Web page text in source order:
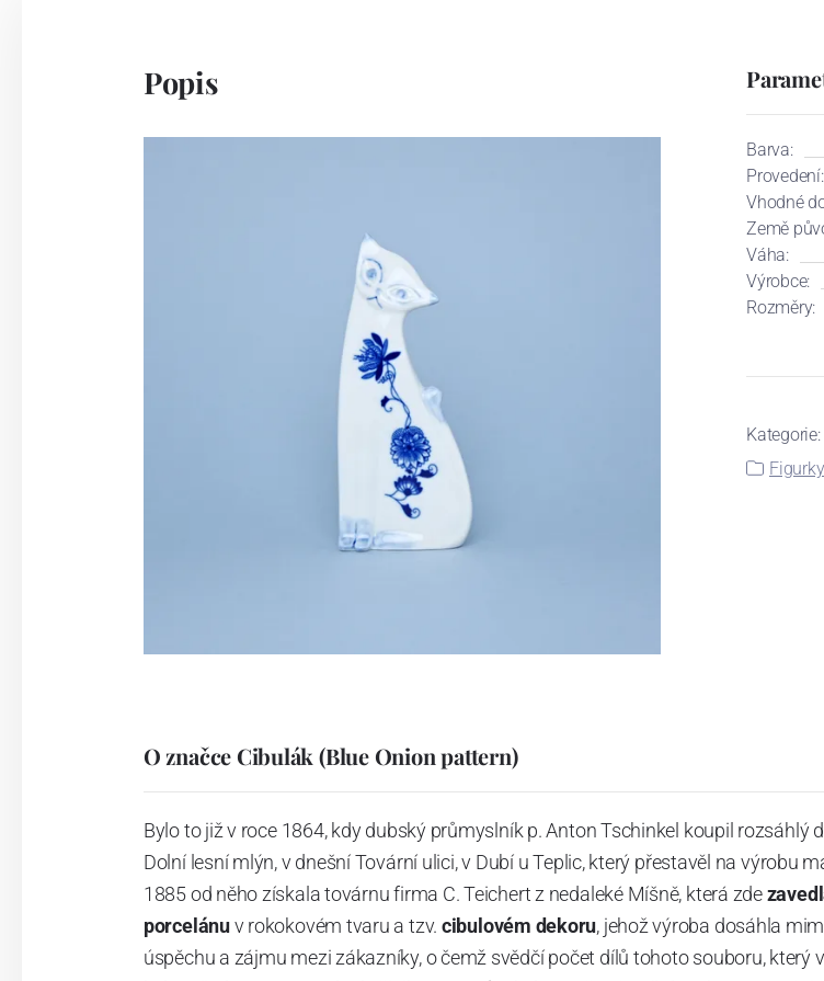
Popis
Barva:
Provedení:
Vhodné
Země
Váha:
Výrobce:
Rozměry:
Kategorie:
Figurky
O značce Cibulák (Blue Onion pattern)
Bylo to již v roce 1864, kdy dubský průmyslník p. Anton Tschinkel koupil rozsáhlý
Dolní lesní mlýn, v dnešní Tovární ulici, v Dubí u Teplic, který přestavěl na výrobu
1885 od něho získala továrnu firma C. Teichert z nedaleké Míšně, která zde
porcelánuv rokokovém tvaru a tzv. cibulovém dekoru, jehož výroba dosáhla
úspěchu a zájmu mezi zákazníky, o čemž svědčí počet dílů tohoto souboru, který